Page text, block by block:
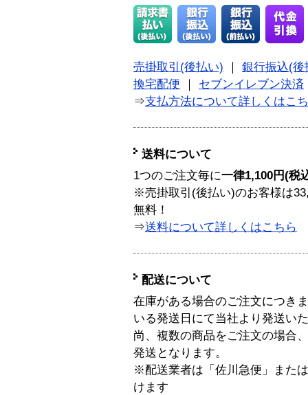
売掛取引(後払い)
銀行振込(後
換宅配便
セブンイレブン決済
⇒支払方法について詳しくはこ
送料について
1つのご注文毎に一律1,100円(税
※売掛取引(後払い)のお客様は
無料！
⇒送料について詳しくはこちら
配送について
在庫がある場合のご注文につき
いる発送日にて当社より発送い
尚、複数の商品をご注文の場合
発送となります。
※配送業者は「佐川急便」また
けます